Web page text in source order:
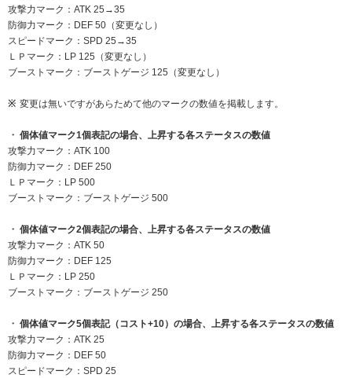
攻撃力マーク：ATK 25→35
防御力マーク：DEF 50（変更なし）
スピードマーク：SPD 25→35
ＬＰマーク：LP 125（変更なし）
ブーストマーク：ブーストゲージ 125（変更なし）
変更は無いですがあらためて他のマークの数値を掲載します。
個体値マーク1個表記の場合、上昇する各ステータスの数値
攻撃力マーク：ATK 100
防御力マーク：DEF 250
ＬＰマーク：LP 500
ブーストマーク：ブーストゲージ 500
個体値マーク2個表記の場合、上昇する各ステータスの数値
攻撃力マーク：ATK 50
防御力マーク：DEF 125
ＬＰマーク：LP 250
ブーストマーク：ブーストゲージ 250
個体値マーク5個表記（コスト+10）の場合、上昇する各ステータスの数値
攻撃力マーク：ATK 25
防御力マーク：DEF 50
スピードマーク：SPD 25